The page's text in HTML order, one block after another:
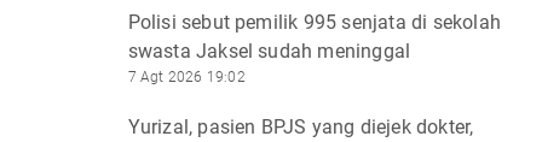
Polisi sebut pemilik 995 senjata di sekolah
swasta Jaksel sudah meninggal
7 Agt 2026 19:02
Yurizal, pasien BPJS yang diejek dokter,